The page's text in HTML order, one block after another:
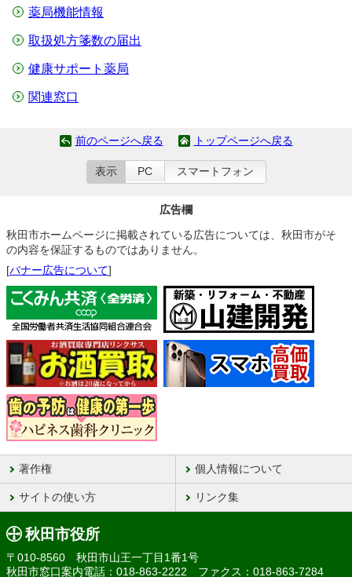
薬局機能情報
取扱処方箋数の届出
健康サポート薬局
関連窓口
前のページへ戻る トップページへ戻る
表示 PC スマートフォン
広告欄
秋田市ホームページに掲載されている広告については、秋田市がそ
の内容を保証するものではありません。
[バナー広告について]
著作権 個人情報について
サイトの使い方 リンク集
秋田市役所
〒010-8560 秋田市山王一丁目1番1号
秋田市窓口案内電話：018-863-2222 ファクス：018-863-7284